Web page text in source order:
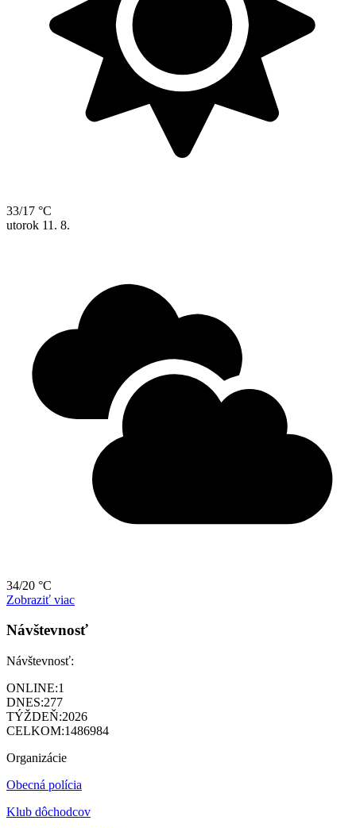
33/17 °C
utorok 11. 8.
34/20 °C
Zobraziť viac
Návštevnosť
Návštevnosť:
ONLINE:1
DNES:277
TÝŽDEŇ:2026
CELKOM:1486984
Organizácie
Obecná polícia
Klub dôchodcov